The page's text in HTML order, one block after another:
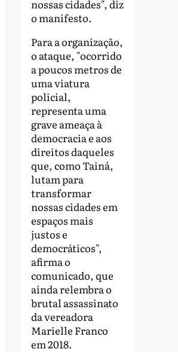
nossas cidades", diz
o manifesto.
Para a organização,
o ataque, "ocorrido
a poucos metros de
uma viatura
policial,
representa uma
grave ameaça à
democracia e aos
direitos daqueles
que, como Tainá,
lutam para
transformar
nossas cidades em
espaços mais
justos e
democráticos",
afirma o
comunicado, que
ainda relembra o
brutal assassinato
da vereadora
Marielle Franco
em 2018.